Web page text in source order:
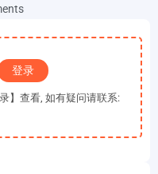
登录
】查看, 如有疑问请联系: